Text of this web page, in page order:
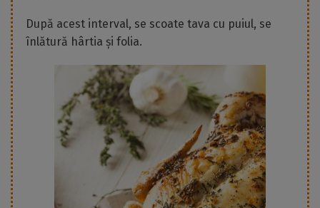
După acest interval, se scoate tava cu puiul, se
înlătură hârtia și folia.